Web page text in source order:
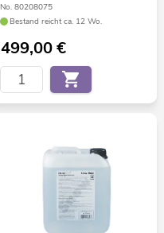
No. 80208075
Bestand reicht ca. 12 Wo.
499,00€